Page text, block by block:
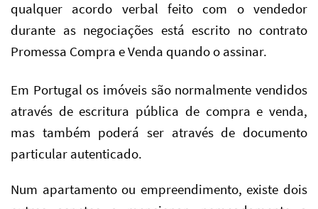
qualquer acordo verbal feito com o vendedor
durante as negociações está escrito no contrato
Promessa Compra e Venda quando o assinar.
Em Portugal os imóveis são normalmente vendidos
através de escritura pública de compra e venda,
mas também poderá ser através de documento
particular autenticado.
Num apartamento ou empreendimento, existe dois